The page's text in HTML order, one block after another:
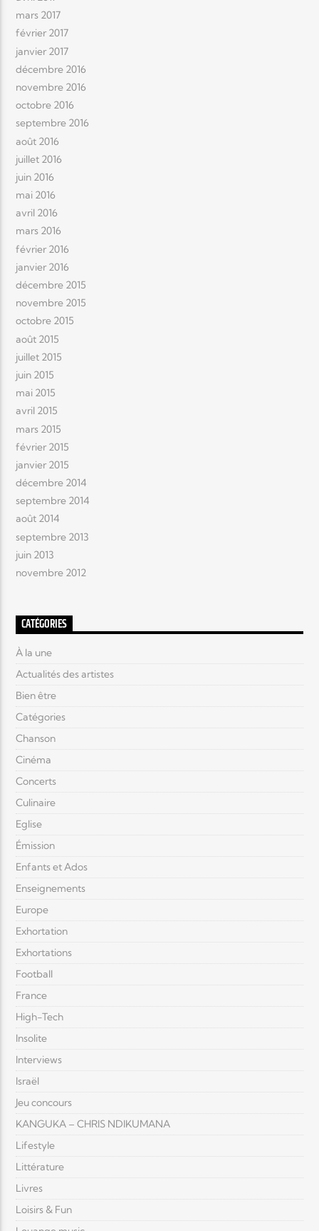
mars 2017
février 2017
janvier 2017
décembre 2016
novembre 2016
octobre 2016
septembre 2016
août 2016
juillet 2016
juin 2016
mai 2016
avril 2016
mars 2016
février 2016
janvier 2016
décembre 2015
novembre 2015
octobre 2015
août 2015
juillet 2015
juin 2015
mai 2015
avril 2015
mars 2015
février 2015
janvier 2015
décembre 2014
septembre 2014
août 2014
septembre 2013
juin 2013
novembre 2012
CATÉGORIES
À la une
Actualités des artistes
Bien être
Catégories
Chanson
Cinéma
Concerts
Culinaire
Eglise
Émission
Enfants et Ados
Enseignements
Europe
Exhortation
Exhortations
Football
France
High-Tech
Insolite
Interviews
Israël
Jeu concours
KANGUKA – CHRIS NDIKUMANA
Lifestyle
Littérature
Livres
Loisirs & Fun